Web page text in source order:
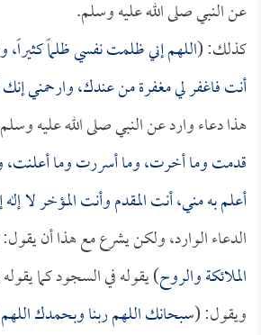
عن النبي صلى الله عليه وسلم.
كذلك: (اللهم إني ظلمت نفسي ظلماً كثيراً،
أنت فاغفر لي مغفرة من عندك، وارحمني
هذا دعاء وارد عن النبي صلى الله عليه
قدمت وما أخرت، وما أسررت وما أعلنت،
أعلم به مني، أنت المقدم وأنت المؤخر لا
الدعاء الوارد، ولكن يشرع مع هذا أن
الملائكة والروح) يقوله في السجود كما
ويقول: (سبحانك اللهم ربنا وبحمدك